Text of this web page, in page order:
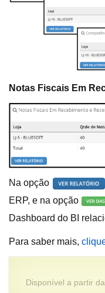
Notas Fiscais Em
Na opção
ERP, e na opção
Dashboard do BI
Para saber mais,
Disponível a partir